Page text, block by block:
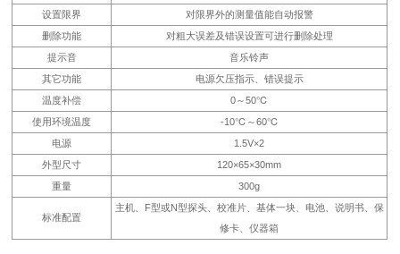
设置限界
对限界外的测量值能自动报警
删除功能
对粗大误差及错误设置可进行删除处理
提示音
音乐铃声
其它功能
电源欠压指示、错误提示
温度补偿
0～50℃
使用环境温度
-10℃～60℃
电源
1.5V×2
外型尺寸
120×65×30mm
重量
300g
标准配置
主机、F型或N型探头、校准片、基体一块、电池、说明书、保
修卡、仪器箱